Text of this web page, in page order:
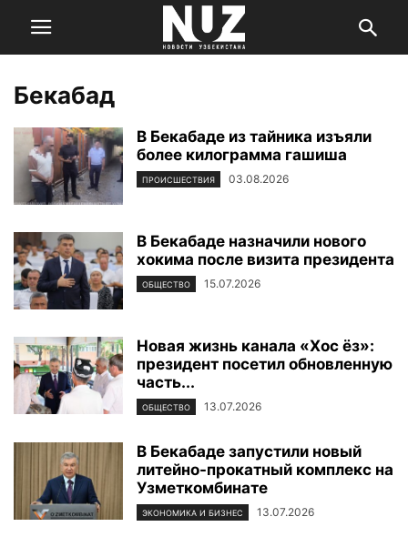
Бекабад
В Бекабаде из тайника изъяли
более килограмма гашиша
ПРОИСШЕСТВИЯ 03.08.2026
В Бекабаде назначили нового
хокима после визита президента
ОБЩЕСТВО 15.07.2026
Новая жизнь канала «Хос ёз»:
президент посетил обновленную
часть...
ОБЩЕСТВО 13.07.2026
В Бекабаде запустили новый
литейно-прокатный комплекс на
Узметкомбинате
ЭКОНОМИКА И БИЗНЕС 13.07.2026